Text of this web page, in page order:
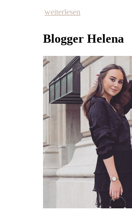
weiterlesen
Blogger Helena